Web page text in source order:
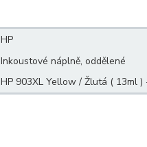
HP
Inkoustové náplně, oddělené
HP 903XL Yellow / Žlutá ( 13ml )